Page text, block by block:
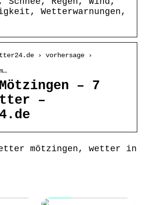
Wetterwarnungen,
› vorhersage ›
– 7
–
mötzingen, wetter in